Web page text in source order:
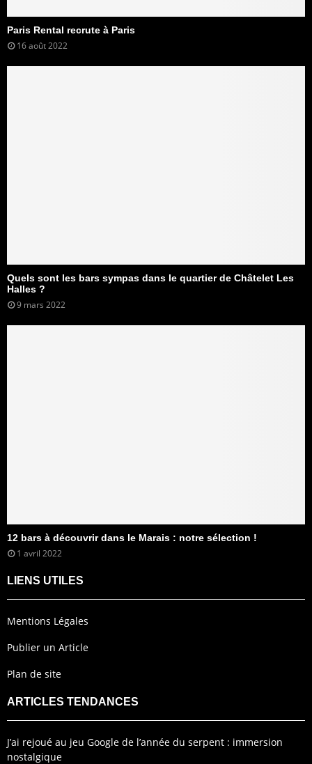
Paris Rental recrute à Paris
16 août 2022
Quels sont les bars sympas dans le quartier de Châtelet Les
Halles ?
9 mars 2022
12 bars à découvrir dans le Marais : notre sélection !
1 avril 2022
LIENS UTILES
Mentions Légales
Publier un Article
Plan de site
ARTICLES TENDANCES
J’ai rejoué au jeu Google de l’année du serpent : immersion
nostalgique